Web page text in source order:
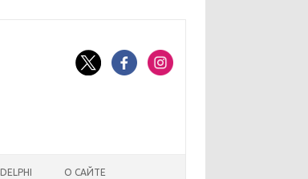
О САЙТЕ